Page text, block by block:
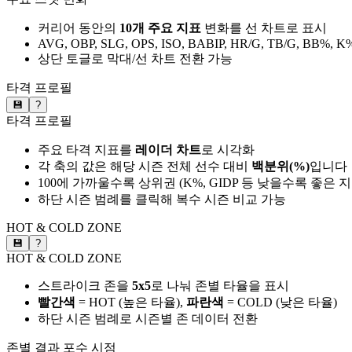
커리어 동안의 10개 주요 지표 변화를 선 차트로 표시
AVG, OBP, SLG, OPS, ISO, BABIP, HR/G, TB/G, BB%,
상단 토글로 막대/선 차트 전환 가능
타격 프로필
💾 ?
타격 프로필
주요 타격 지표를 레이더 차트로 시각화
각 축의 값은 해당 시즌 전체 선수 대비 백분위(%)입니다
100에 가까울수록 상위권 (K%, GIDP 등 낮을수록 좋은
하단 시즌 범례를 클릭해 복수 시즌 비교 가능
HOT & COLD ZONE
💾 ?
HOT & COLD ZONE
스트라이크 존을 5x5로 나눠 존별 타율을 표시
빨간색 = HOT (높은 타율), 파란색 = COLD (낮은 타율)
하단 시즌 범례로 시즌별 존 데이터 전환
존별 결과 포수 시점